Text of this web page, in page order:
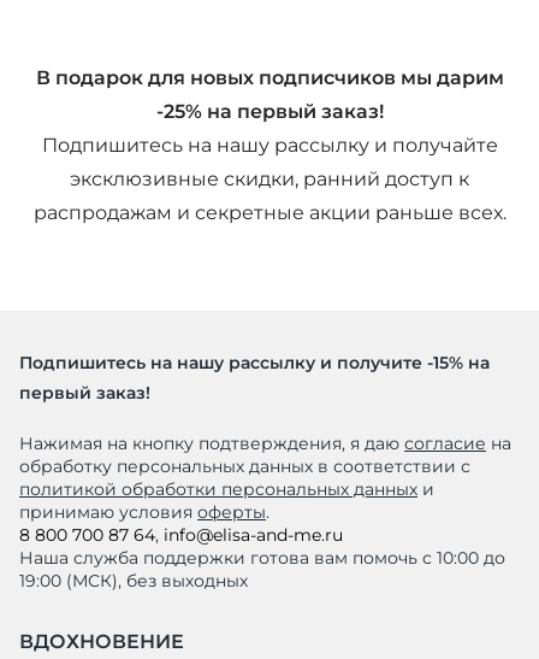
В подарок для новых подписчиков мы дарим
-25% на первый заказ!
Подпишитесь на нашу рассылку и получайте
эксклюзивные скидки, ранний доступ к
распродажам и секретные акции раньше всех.
Подпишитесь на нашу рассылку и получите -15% на
первый заказ!
Нажимая на кнопку подтверждения, я даю согласие на
обработку персональных данных в соответствии с
политикой обработки персональных данных и
принимаю условия оферты.
8 800 700 87 64, info@elisa-and-me.ru
Наша служба поддержки готова вам помочь с 10:00 до
19:00 (МСК), без выходных
ВДОХНОВЕНИЕ